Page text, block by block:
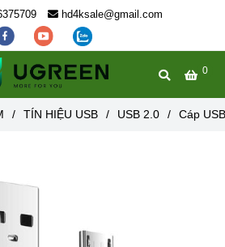
hd4ksale@gmail.com
0
/ TÍN HIỆU USB / USB 2.0 / Cáp